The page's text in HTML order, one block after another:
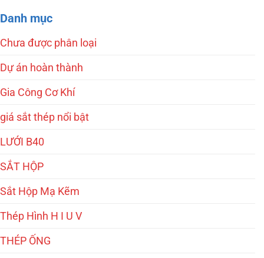
Danh mục
Chưa được phân loại
Dự án hoàn thành
Gia Công Cơ Khí
giá sắt thép nổi bật
LƯỚI B40
SẮT HỘP
Sắt Hộp Mạ Kẽm
Thép Hình H I U V
THÉP ỐNG